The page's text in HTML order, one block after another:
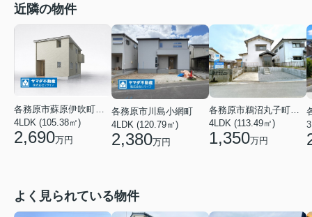
近隣の物件
4LDK (105.38㎡)
2,690万円
各務原市川島小網町
4LDK (120.79㎡)
2,380万円
4LDK (113.49㎡)
1,350万円
よく見られている物件